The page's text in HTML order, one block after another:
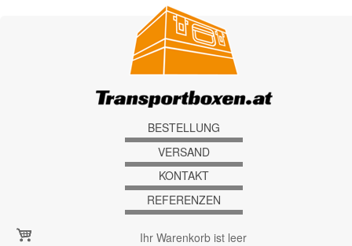
BESTELLUNG
VERSAND
KONTAKT
REFERENZEN
Ihr Warenkorb ist leer